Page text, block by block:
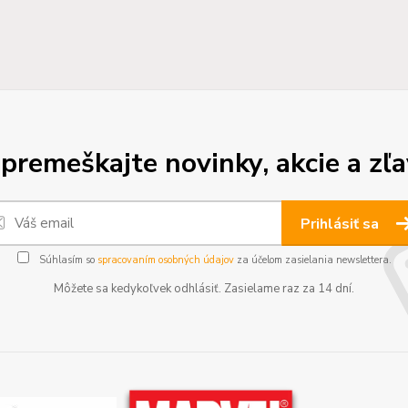
novinky, akcie a
Prihlásiť sa
Súhlasím so spracovaním osobných údajovza účelom zasielania newslettera.
Môžete sa kedykoľvek odhlásiť. Zasielame raz za 14 dní.